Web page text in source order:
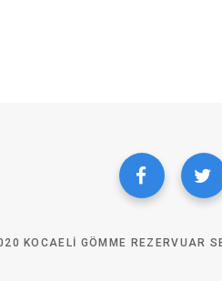
KOCAELI GÖMME REZERVUAR